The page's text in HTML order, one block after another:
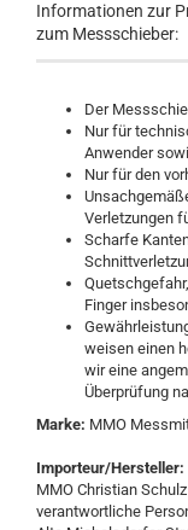
Informationen zur
zum Messschieber:
Der
Nur für
Anwender
Nur für den
Verletzungen
Scharfe
Finger
weisen einen
wir eine
Überprüfung
Marke: MMO
Importeur/Hersteller:
MMO Christian Schulz
verantwortliche